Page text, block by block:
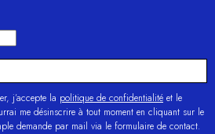
j’accepte la politique de confidentialité et le
me désinscrire à tout moment en cliquant sur le
demande par mail via le formulaire de contact.